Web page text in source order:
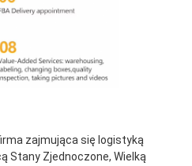
zajmująca się logistyką
Stany Zjednoczone, Wielką